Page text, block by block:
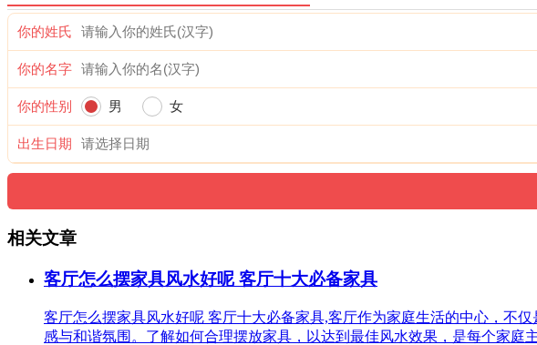
你的姓氏
你的名字
你的性别 男 女
出生日期
相关文章
客厅怎么摆家具风水好呢 客厅十大必备家具
客厅怎么摆家具风水好呢 客厅十大必备家具,客厅作为家庭生活的中心，不
感与和谐氛围。了解如何合理摆放家具，以达到最佳风水效果，是每个家